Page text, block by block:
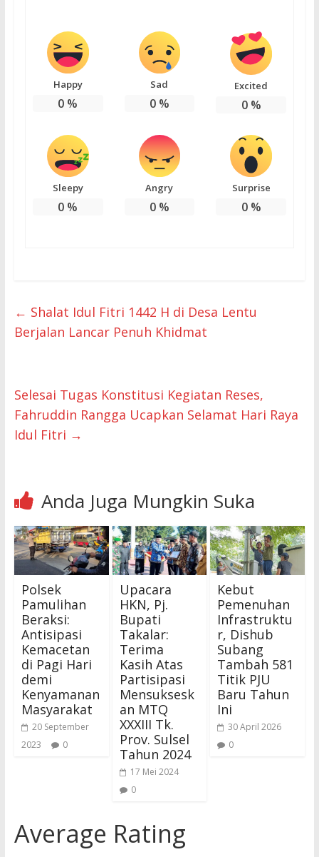
Happy
0 %
Sad
0%
Excited
0%
Sleepy
0 %
Angry
0%
Surprise
0%
← Shalat Idul Fitri 1442 H di Desa Lentu
Berjalan Lancar Penuh Khidmat
Selesai Tugas Konstitusi Kegiatan Reses,
Fahruddin Rangga Ucapkan Selamat Hari Raya
Idul Fitri →
Anda Juga Mungkin Suka
Polsek
Pamulihan
Beraksi:
Antisipasi
Kemacetan
di Pagi Hari
demi
Kenyamanan
Masyarakat
20 September
2023
0
Upacara
HKN, Pj.
Bupati
Takalar:
Terima
Kasih Atas
Partisipasi
Mensuksesk
an MTQ
XXXIII Tk.
Prov. Sulsel
Tahun 2024
17 Mei 2024
0
Kebut
Pemenuhan
Infrastruktu
r, Dishub
Subang
Tambah 581
Titik PJU
Baru Tahun
Ini
30 April 2026
0
Average Rating